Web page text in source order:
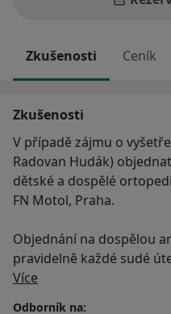
Zkušenosti Ceník
Zkušenosti
V případě zájmu o
Radovan Hudák)
dětské a dospělé
FN Motol, Praha.
Objednání na dospělou
pravidelně každé sudé
vyšetření se můžete
pracovní dny mezi 7-8h.
Více
Odborník na: